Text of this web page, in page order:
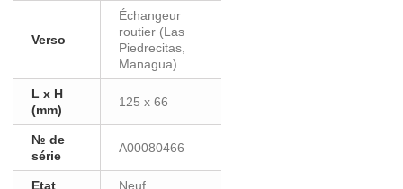
Verso
Échangeur
routier (Las
Piedrecitas,
Managua)
L x H
(mm)
125 x 66
№ de
série
A00080466
Etat Neuf